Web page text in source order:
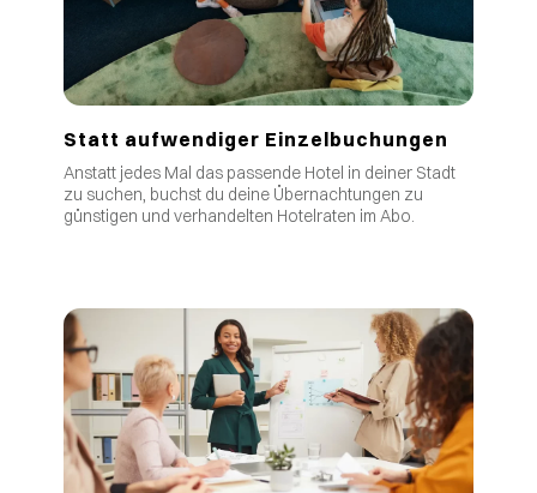
Statt aufwendiger Einzelbuchungen
Anstatt jedes Mal das passende Hotel in deiner Stadt
zu suchen, buchst du deine Übernachtungen zu
günstigen und verhandelten Hotelraten im Abo.